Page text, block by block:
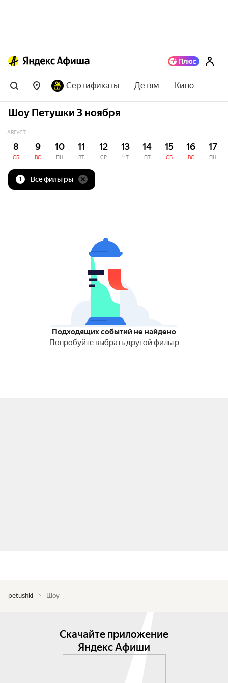
Сертификаты Детям Кино
Шоу Петушки 3 ноября
АВГУСТ
8
СБ
9
ВС
10
ПН
11
ВТ
12
СР
13
ЧТ
14
ПТ
15
СБ
16
ВС
17
ПН
1 Все фильтры
Подходящих событий не найдено
Попробуйте выбрать другой фильтр
petushki Шоу
Скачайте приложение
Яндекс Афиши